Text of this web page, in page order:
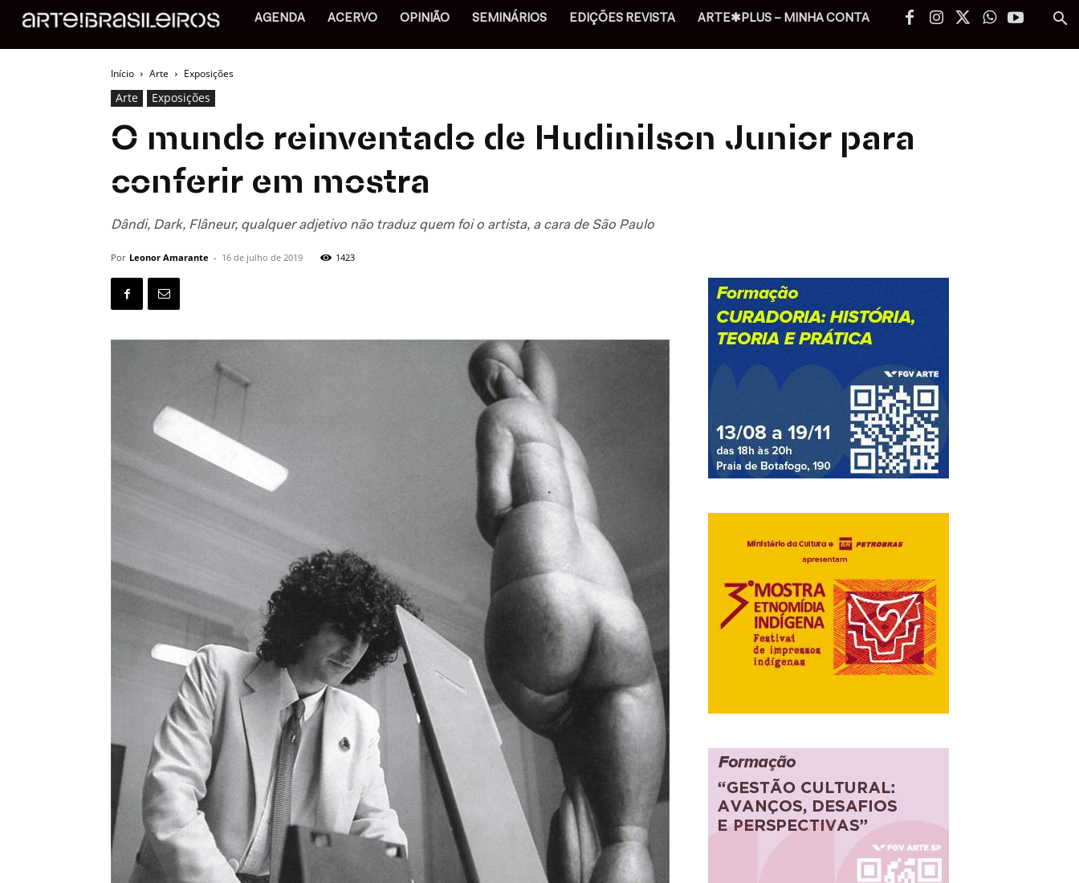
AGENDA ACERVO OPINIÃO SEMINÁRIOS EDIÇÕES REVISTA ARTE✱PLUS – MINHA CONTA
Início Arte Exposições
Arte Exposições
O mundo reinventado de Hudinilson Junior para
conferir em mostra
Dândi, Dark, Flâneur, qualquer adjetivo não traduz quem foi o artista, a cara de São Paulo
Por Leonor Amarante - 16 de julho de 2019 1423